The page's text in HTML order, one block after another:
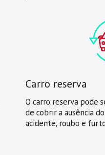
Carro reserva
O carro reserva pode
de cobrir a ausência
acidente, roubo e